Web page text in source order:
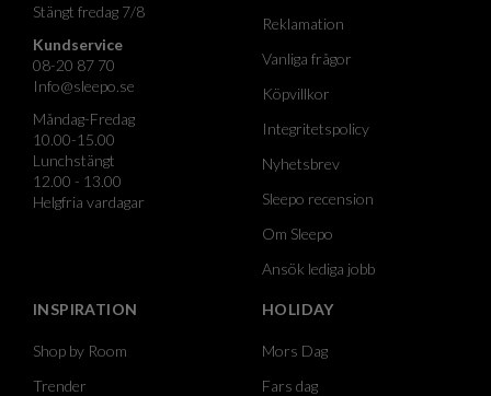
Stängt fredag 7/8
Kundservice
08-20 87 70
Info@sleepo.se
Måndag-Fredag
10.00-15.00
Lunchstängt
12.00 - 13.00
Helgfria vardagar
Reklamation
Vanliga frågor
Köpvillkor
Integritetspolicy
Nyhetsbrev
Sleepo recension
Om Sleepo
Ansök lediga jobb
INSPIRATION
Shop by Room
Trender
HOLIDAY
Mors Dag
Fars dag